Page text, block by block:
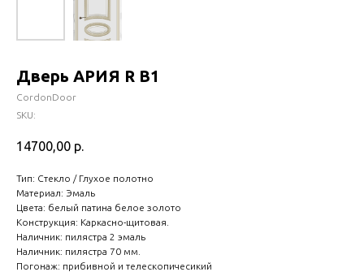
Дверь АРИЯ R B1
CordonDoor
SKU:
14700,00 р.
Тип: Стекло / Глухое полотно
Материал: Эмаль
Цвета: белый патина белое золото
Конструкция: Каркасно-щитовая.
Наличник: пилястра 2 эмаль
Наличник: пилястра 70 мм.
Погонаж: прибивной и телескопичесикий